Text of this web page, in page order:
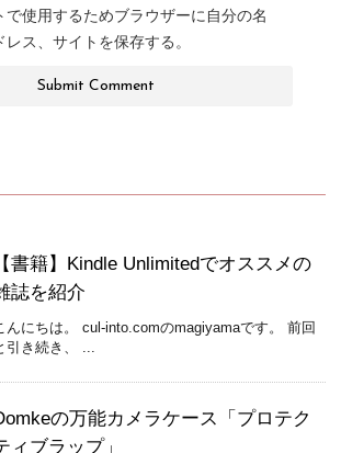
で使用するためブラウザーに自分の名
ス、サイトを保存する。
【書籍】Kindle Unlimitedでオススメの
誌を紹介
んにちは。 cul-into.comのmagiyamaです。 前回
引き続き、 ...
の万能カメラケース「プロテク
ィブラップ」